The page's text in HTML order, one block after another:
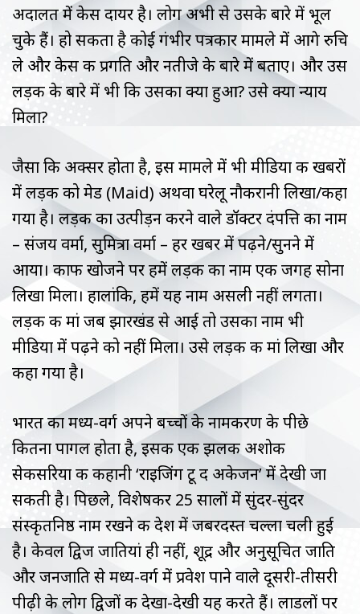
अदालत में केस दायर है। लोग अभी से उसके बारे में भूल
चुके हैं। हो सकता है कोई गंभीर पत्रकार मामले में आगे रुचि
ले और केस की प्रगति और नतीजे के बारे में बताए। और उस
लड़की के बारे में भी कि उसका क्या हुआ? उसे क्या न्याय
मिला?
जैसा कि अक्सर होता है, इस मामले में भी मीडिया की खबरों
में लड़की को मेड (Maid) अथवा घरेलू नौकरानी लिखा/कहा
गया है। लड़की का उत्पीड़न करने वाले डॉक्टर दंपत्ति का नाम
– संजय वर्मा, सुमित्रा वर्मा – हर खबर में पढ़ने/सुनने में
आया। काफी खोजने पर हमें लड़की का नाम एक जगह सोना
लिखा मिला। हालांकि, हमें यह नाम असली नहीं लगता।
लड़की की मां जब झारखंड से आई तो उसका नाम भी
मीडिया में पढ़ने को नहीं मिला। उसे लड़की की मां लिखा और
कहा गया है।
भारत का मध्य-वर्ग अपने बच्चों के नामकरण के पीछे
कितना पागल होता है, इसकी एक झलक अशोक
सेकसरिया की कहानी ‘राइजिंग टू द अकेजन’ में देखी जा
सकती है। पिछले, विशेषकर 25 सालों में सुंदर-सुंदर
संस्कृतनिष्ठ नाम रखने की देश में जबरदस्त चल्ला चली हुई
है। केवल द्विज जातियां ही नहीं, शूद्र और अनुसूचित जाति
और जनजाति से मध्य-वर्ग में प्रवेश पाने वाले दूसरी-तीसरी
पीढ़ी के लोग द्विजों की देखा-देखी यह करते हैं। लाडलों पर